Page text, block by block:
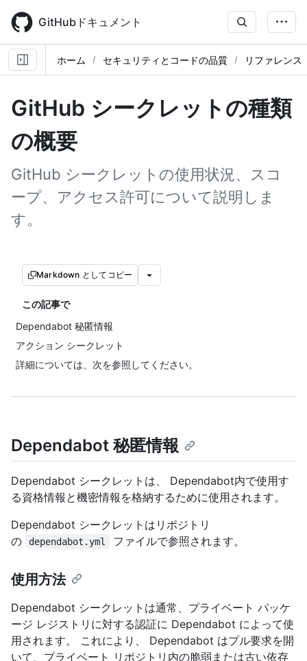
main
content
GitHubドキュメント
ホーム セキュリティとコードの品質 リファレンス
GitHub シークレットの種類
の概要
GitHub シークレットの使用状況、スコ
ープ、アクセス許可について説明しま
す。
Markdown としてコピー
この記事で
Dependabot 秘匿情報
アクション シークレット
詳細については、次を参照してください。
Dependabot 秘匿情報
Dependabot シークレットは、 Dependabot内で使用す
る資格情報と機密情報を格納するために使用されます。
Dependabot シークレットはリポジトリ
の
dependabot.yml ファイルで参照されます。
使用方法
Dependabot シークレットは通常、プライベート パッケ
ージ レジストリに対する認証に Dependabot によって使
用されます。 これにより、 Dependabot はプル要求を開
いて、プライベート リポジトリ内の脆弱または古い依存